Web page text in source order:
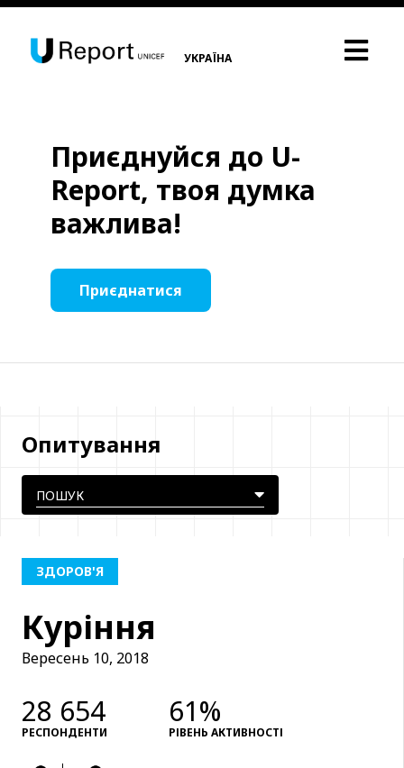
УКРАЇНА
Приєднуйся до U-
Report, твоя думка
важлива!
Приєднатися
Опитування
ЗДОРОВ'Я
Куріння
Вересень 10, 2018
28 654
РЕСПОНДЕНТИ
61%
РІВЕНЬ АКТИВНОСТІ